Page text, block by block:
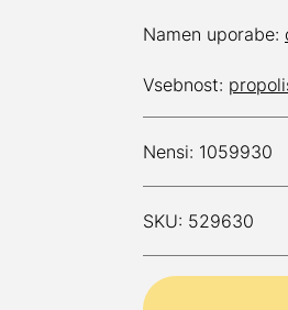
Namen uporabe:
Vsebnost:
Nensi: 1059930
SKU: 529630